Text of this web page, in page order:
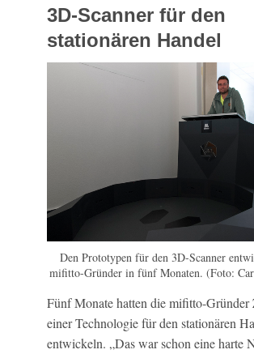
3D-Scanner für den
stationären Handel
Den Prototypen für den 3D-Scanner
mifitto-Gründer in fünf Monaten. (Foto:
Fünf Monate hatten die mifitto-Gründer
einer Technologie für den stationären
entwickeln. „Das war schon eine harte